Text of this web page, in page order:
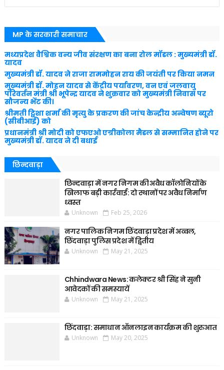
MP के सरकारी समाचार
मध्यप्रदेश वैश्विक वन्य जीव संरक्षण का बना रोल मॉडल : मुख्यमंत्री डॉ.
यादव
मुख्यमंत्री डॉ. यादव ने राजा राममोहन राय की जयंती पर किया नमन
मुख्यमंत्री डॉ. मोहन यादव से केंद्रीय पर्यावरण, वन एवं जलवायु
परिवर्तन मंत्री श्री भूपेन्द्र यादव ने शुक्रवार को मुख्यमंत्री निवास पर
सौजन्य भेंट की।
श्रीमती ट्विशा शर्मा की मृत्यु के प्रकरण की जांच केन्द्रीय अन्वेषण ब्यूरो
(सीबीआई) को
प्रधानमंत्री श्री मोदी को एफएओ एग्रीकोला मैडल से सम्मानित होने पर
मुख्यमंत्री डॉ. यादव ने दी बधाई
छिन्दवाड़ा
छिन्दवाड़ा में नगर निगम की अवैध कॉलोनियों के
खिलाफ बड़ी कार्रवाई: दो स्थानों पर अवैध निर्माण
ध्वस्त
Unknown Feb 25, 2026
नगर पालिक निगम छिंदवाड़ा प्रदेश में अव्वल,
छिंदवाड़ा पुलिस प्रदेश में द्वितीय
Unknown May 21, 2025
Chhindwara News: कलेक्टर श्री सिंह ने सुनी
आवेदकों की समस्यायें
Unknown May 21, 2025
छिंदवाड़ा: समाधान ऑनलाइन कार्यक्रम की शुरुआत
Unknown May 20, 2025